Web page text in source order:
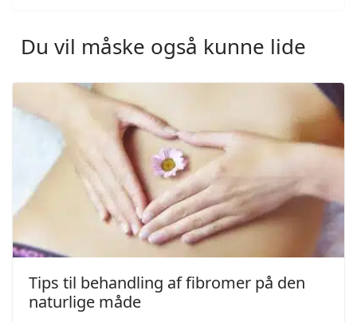
Du vil måske også kunne lide
Tips til behandling af fibromer på den
naturlige måde